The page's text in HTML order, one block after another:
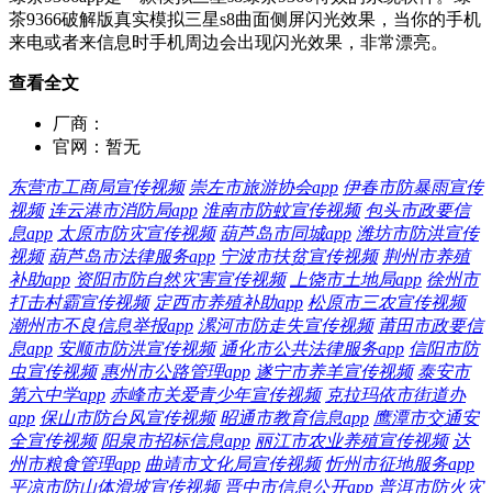
茶9366破解版真实模拟三星s8曲面侧屏闪光效果，当你的手机
来电或者来信息时手机周边会出现闪光效果，非常漂亮。
查看全文
厂商：
官网： 暂无
东营市工商局宣传视频 崇左市旅游协会app 伊春市防暴雨宣传
视频 连云港市消防局app 淮南市防蚊宣传视频 包头市政要信
息app 太原市防灾宣传视频 葫芦岛市同城app 潍坊市防洪宣传
视频 葫芦岛市法律服务app 宁波市扶贫宣传视频 荆州市养殖
补助app 资阳市防自然灾害宣传视频 上饶市土地局app 徐州市
打击村霸宣传视频 定西市养殖补助app 松原市三农宣传视频
潮州市不良信息举报app 漯河市防走失宣传视频 莆田市政要信
息app 安顺市防洪宣传视频 通化市公共法律服务app 信阳市防
虫宣传视频 惠州市公路管理app 遂宁市养羊宣传视频 泰安市
第六中学app 赤峰市关爱青少年宣传视频 克拉玛依市街道办
app 保山市防台风宣传视频 昭通市教育信息app 鹰潭市交通安
全宣传视频 阳泉市招标信息app 丽江市农业养殖宣传视频 达
州市粮食管理app 曲靖市文化局宣传视频 忻州市征地服务app
平凉市防山体滑坡宣传视频 晋中市信息公开app 普洱市防火灾